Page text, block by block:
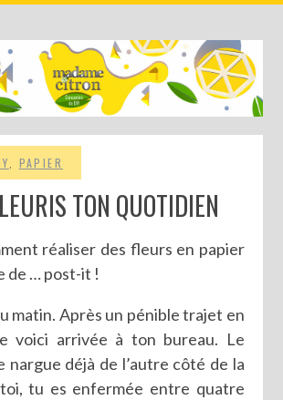
PAPIER
TON QUOTIDIEN
réaliser des fleurs en papier
de … post-it !
matin. Après un pénible trajet en
voici arrivée à ton bureau. Le
nargue déjà de l’autre côté de la
tu es enfermée entre quatre